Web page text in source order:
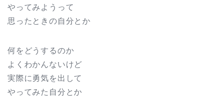
やってみようって
思ったときの自分とか
何をどうするのか
よくわかんないけど
実際に勇気を出して
やってみた自分とか